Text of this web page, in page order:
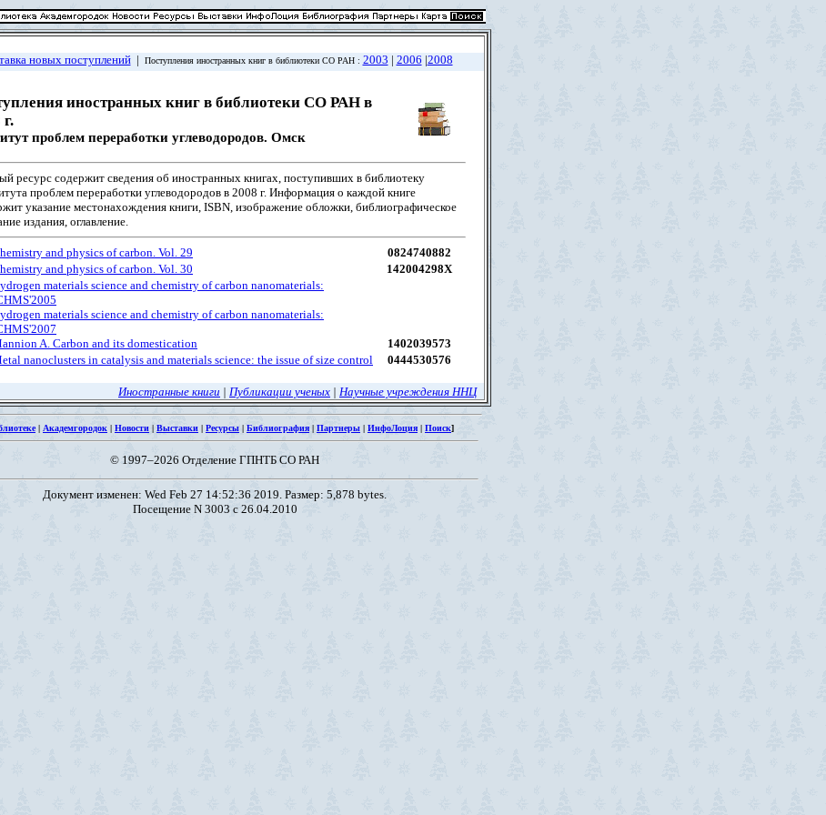
новых поступлений| Поступления иностранных книг в библиотеки СО РАН : 2003 | 2006 |2008
иностранных книг в библиотеки СО РАН в
проблем переработки углеводородов. Омск
ресурс содержит сведения об иностранных книгах, поступивших в библиотеку
проблем переработки углеводородов в 2008 г. Информация о каждой книге
указание местонахождения книги, ISBN, изображение обложки, библиографическое
издания, оглавление.
and physics of carbon. Vol. 29 0824740882
and physics of carbon. Vol. 30 142004298X
materials science and chemistry of carbon nanomaterials:
materials science and chemistry of carbon nanomaterials:
A. Carbon and its domestication 1402039573
nanoclusters in catalysis and materials science: the issue of size control 0444530576
Иностранные книги | Публикации ученых | Научные учреждения ННЦ
| Академгородок | Новости | Выставки | Ресурсы | Библиография | Партнеры | ИнфоЛоция | Поиск]
© 1997–2026 Отделение ГПНТБ СО РАН
Документ изменен: Wed Feb 27 14:52:36 2019. Размер: 5,878 bytes.
Посещение N 3003 с 26.04.2010